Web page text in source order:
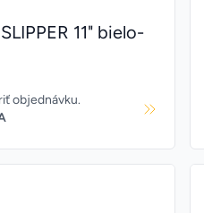
11" bielo-
objednávku.